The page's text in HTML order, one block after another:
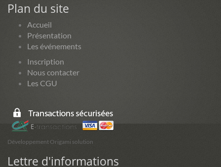
Plan du site
Accueil
Présentation
Les événements
Inscription
Nous contacter
Les CGU
Développement Origami solution
Lettre d'informations